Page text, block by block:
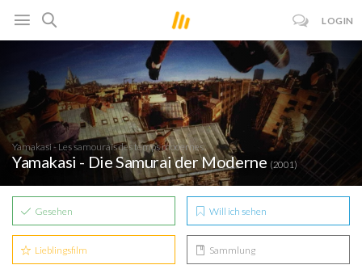
LOGIN
Yamakasi - Les samouraïs des temps modernes
Yamakasi - Die Samurai der Moderne (2001)
Gesehen Will ich sehen
Lieblingsfilm Sammlung